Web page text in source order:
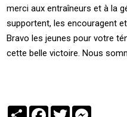
merci aux entraîneurs et à la
supportent, les encouragent
Bravo les jeunes pour votre
cette belle victoire. Nous
PartagerFacebook
Twitter